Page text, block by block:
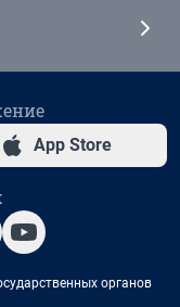
App Store
органов